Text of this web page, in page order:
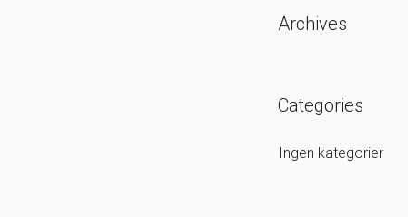
Archives
Categories
Ingen kategorier